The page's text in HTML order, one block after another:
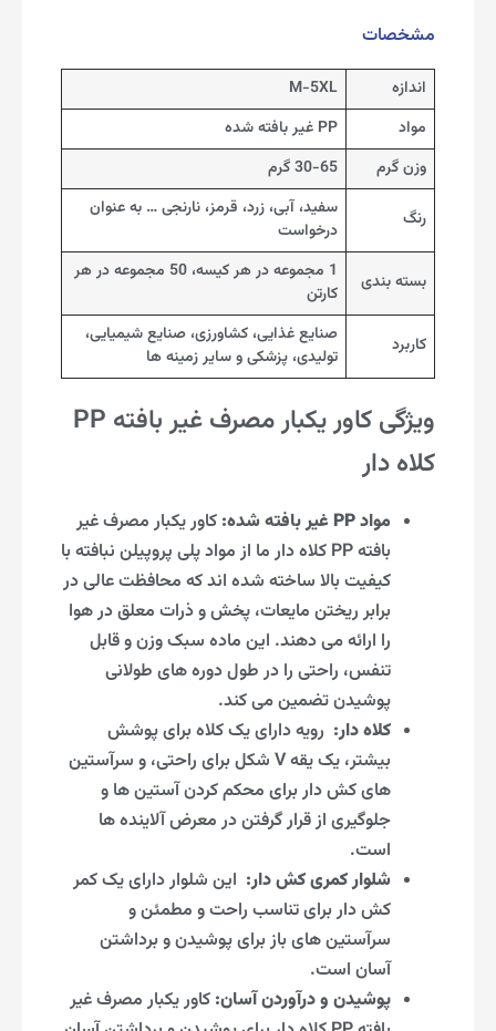
مشخصات
اندازه
M-5XL
مواد
PP غیر بافته شده
وزن گرم
30-65 گرم
رنگ
سفید، آبی، زرد، قرمز، نارنجی … به عنوان
درخواست
بسته بندی
1 مجموعه در هر کیسه، 50 مجموعه در هر
کارتن
کاربرد
صنایع غذایی، کشاورزی، صنایع شیمیایی،
تولیدی، پزشکی و سایر زمینه ها
ویژگی کاور یکبار مصرف غیر بافته PP
کلاه دار
مواد PP غیر بافته شده:
کاور یکبار مصرف غیر
بافته PP کلاه دار ما از مواد پلی پروپیلن نبافته با
کیفیت بالا ساخته شده اند که محافظت عالی در
برابر ریختن مایعات، پخش و ذرات معلق در هوا
را ارائه می دهند. این ماده سبک وزن و قابل
تنفس، راحتی را در طول دوره های طولانی
پوشیدن تضمین می کند.
کلاه دار: رویه دارای یک کلاه برای پوشش
بیشتر، یک یقه V شکل برای راحتی، و سرآستین
های کش دار برای محکم کردن آستین ها و
جلوگیری از قرار گرفتن در معرض آلاینده ها
است.
شلوار کمری کش دار: این شلوار دارای یک کمر
کش دار برای تناسب راحت و مطمئن و
سرآستین های باز برای پوشیدن و برداشتن
آسان است.
پوشیدن و درآوردن آسان: کاور یکبار مصرف غیر